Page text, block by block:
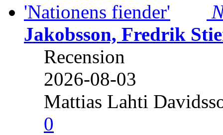
Jakobsson, Fredrik
Recension
2026-08-03
Mattias Lahti
0